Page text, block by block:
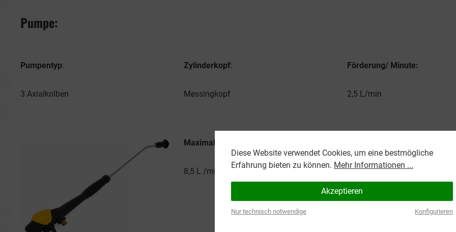
Pumpe:
Pumpentyp:
3 Axialkolben
Zylinderkopf:
Messingkopf
Förderung/ Minute:
2,5 L/min
Maximale Fördermenge/ Minute:
8,5 L /min 510 L / Std
Diese Website verwendet Cookies, um eine bestmögliche
Erfahrung bieten zu können. Mehr Informationen ...
Akzeptieren
Nur technisch notwendige Konfigurieren